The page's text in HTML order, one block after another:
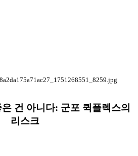
건 아니다: 군포 퀵플렉스의
리스크